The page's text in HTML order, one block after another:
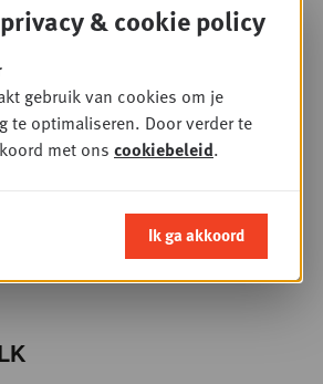
summit 2026
& cookie policy
gebruik van cookies om je
te optimaliseren. Door verder te
met ons cookiebeleid.
Ik ga akkoord